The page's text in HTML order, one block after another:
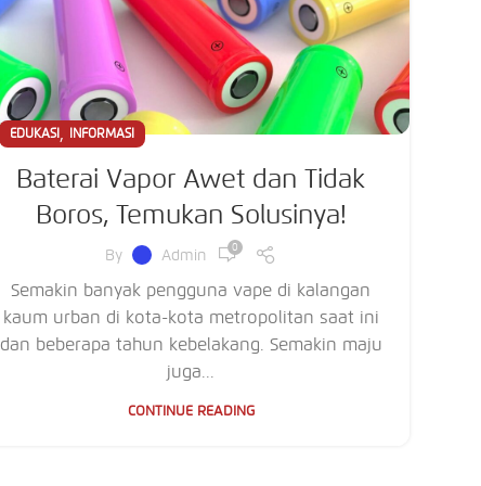
EDUKASI , INFORMASI
Baterai Vapor Awet dan Tidak
Boros, Temukan Solusinya!
By Admin 0
Semakin banyak pengguna vape di kalangan
kaum urban di kota-kota metropolitan saat ini
dan beberapa tahun kebelakang. Semakin maju
juga...
CONTINUE READING